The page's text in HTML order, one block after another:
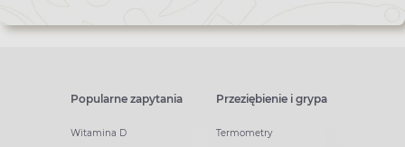
Popularne zapytania
Witamina D
Przeziębienie i grypa
Termometry